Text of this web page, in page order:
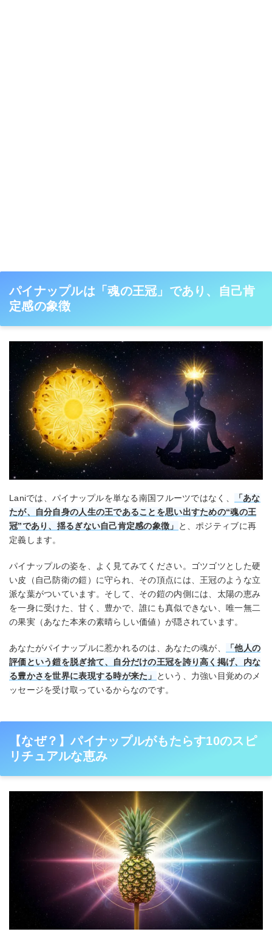
パイナップルは「魂の王冠」であり、自己肯
定感の象徴
Laniでは、パイナップルを単なる南国フルーツではなく、
「あな
たが、自分自身の人生の王であることを思い出すための“魂の王
冠”であり、揺るぎない自己肯定感の象徴」
と、ポジティブに再
定義します。
パイナップルの姿を、よく見てみてください。ゴツゴツとした硬
い皮（自己防衛の鎧）に守られ、その頂点には、王冠のような立
派な葉がついています。そして、その鎧の内側には、太陽の恵み
を一身に受けた、甘く、豊かで、誰にも真似できない、唯一無二
の果実（あなた本来の素晴らしい価値）が隠されています。
あなたがパイナップルに惹かれるのは、あなたの魂が、
「他人の
評価という鎧を脱ぎ捨て、自分だけの王冠を誇り高く掲げ、内な
る豊かさを世界に表現する時が来た」
という、力強い目覚めのメ
ッセージを受け取っているからなのです。
【なぜ？】パイナップルがもたらす10のスピ
リチュアルな恵み